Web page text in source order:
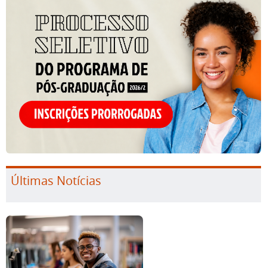
Últimas Notícias